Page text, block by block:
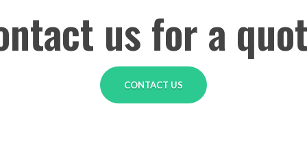
us for a
CONTACT US